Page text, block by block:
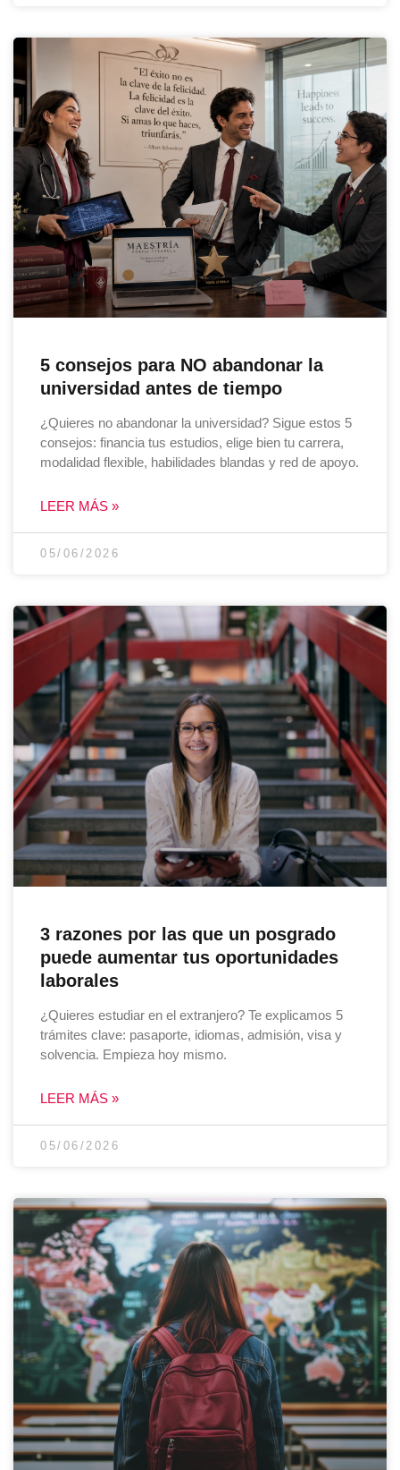
5 consejos para NO abandonar la
universidad antes de tiempo
¿Quieres no abandonar la universidad? Sigue estos 5
consejos: financia tus estudios, elige bien tu carrera,
modalidad flexible, habilidades blandas y red de apoyo.
LEER MÁS »
05/06/2026
3 razones por las que un posgrado
puede aumentar tus oportunidades
laborales
¿Quieres estudiar en el extranjero? Te explicamos 5
trámites clave: pasaporte, idiomas, admisión, visa y
solvencia. Empieza hoy mismo.
LEER MÁS »
05/06/2026